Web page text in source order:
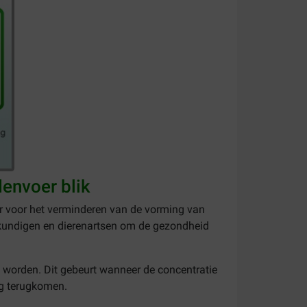
blik
het verminderen van de vorming van
en dierenartsen om de gezondheid
Dit gebeurt wanneer de concentratie
terugkomen.